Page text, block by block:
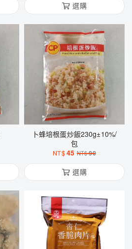
選購
卜蜂培根蛋炒飯230g±10%/
包
NT$45 NT$90
選購